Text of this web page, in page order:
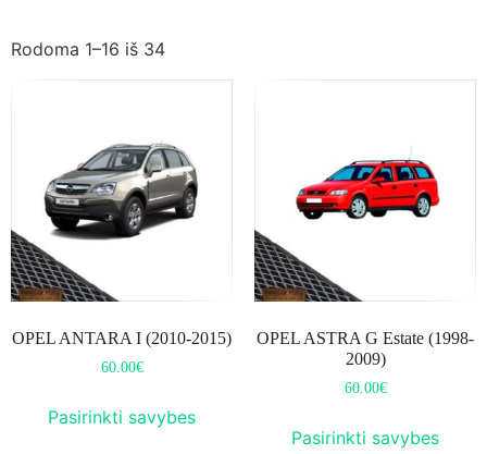
Rodoma 1–16 iš 34
OPEL ANTARA I (2010-2015)
60.00€
Pasirinkti savybes
OPEL ASTRA G Estate (1998-
2009)
60.00€
Pasirinkti savybes